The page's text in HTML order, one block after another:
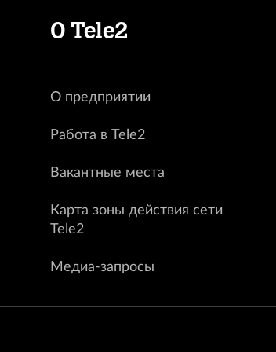
О Tele2
О предприятии
Работа в Tele2
Вакантные места
Карта зоны действия сети
Tele2
Медиа-запросы